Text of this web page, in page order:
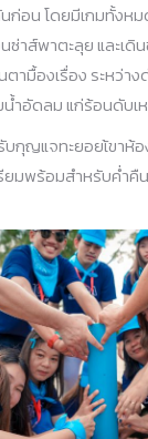
อน โดยมีเกมทั้งห
าส์พาตะลุย และเดิ
ามื้องเรื่อง ระหว่า
ำอัดลม แก่ร้อนดับเ
บกุญแจทะยอยเ้ขาห้
ยมพร้อมสำหรับค่ำคื